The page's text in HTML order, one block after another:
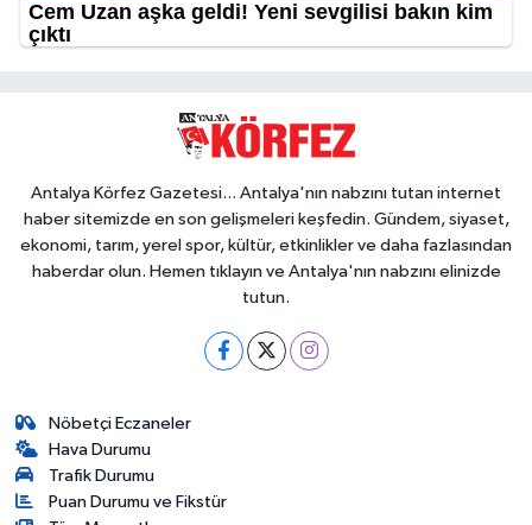
Antalya Körfez Gazetesi... Antalya'nın nabzını tutan internet
haber sitemizde en son gelişmeleri keşfedin. Gündem, siyaset,
ekonomi, tarım, yerel spor, kültür, etkinlikler ve daha fazlasından
haberdar olun. Hemen tıklayın ve Antalya'nın nabzını elinizde
tutun.
Nöbetçi Eczaneler
Hava Durumu
Trafik Durumu
Puan Durumu ve Fikstür